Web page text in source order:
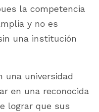
la competencia
y no es
una institución
una universidad
en una reconocida
lograr que sus